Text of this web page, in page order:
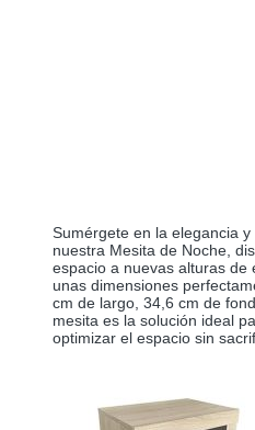
Sumérgete en la elegancia
nuestra Mesita de Noche,
espacio a nuevas alturas de
unas dimensiones
cm de largo, 34,6 cm de
mesita es la solución ideal
optimizar el espacio sin